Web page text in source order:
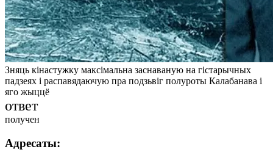
Зняць кінастужку максімальна заснаваную на гістарычных
падзеях і распавядаючую пра подзьвіг полуроты Калабанава і
яго жыццё
ответ
получен
Адресаты: